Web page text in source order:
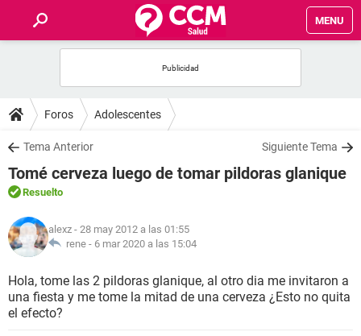
MENU
FOROS
SALUD
FAMILIA
NUTRICIÓN
SEXUALIDAD
Foros Adolescentes
Tema Anterior Siguiente Tema
Tomé cerveza luego de tomar pildoras glanique
Resuelto
alexz - 28 may 2012 a las 01:55
rene - 6 mar 2020 a las 15:04
Hola, tome las 2 pildoras glanique, al otro dia me invitaron a
una fiesta y me tome la mitad de una cerveza ¿Esto no quita
el efecto?